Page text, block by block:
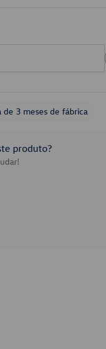
de 3 meses de fábrica
produto?